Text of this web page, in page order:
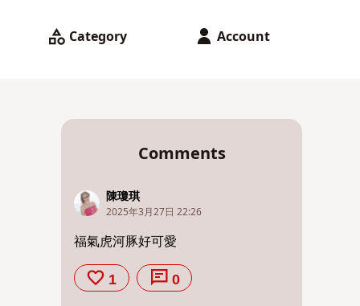
Category Account
Comments
陳瓊琪
2025年3月27日 22:26
福氣虎河豚好可愛
1 0